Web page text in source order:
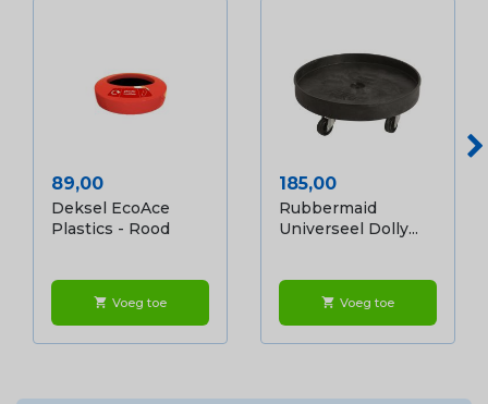
Prijs
89,00
Deksel EcoAce
Plastics - Rood
shopping_cart Voeg toe
Prijs
185,00
Rubbermaid
Universeel Dolly...
shopping_cart Voeg toe